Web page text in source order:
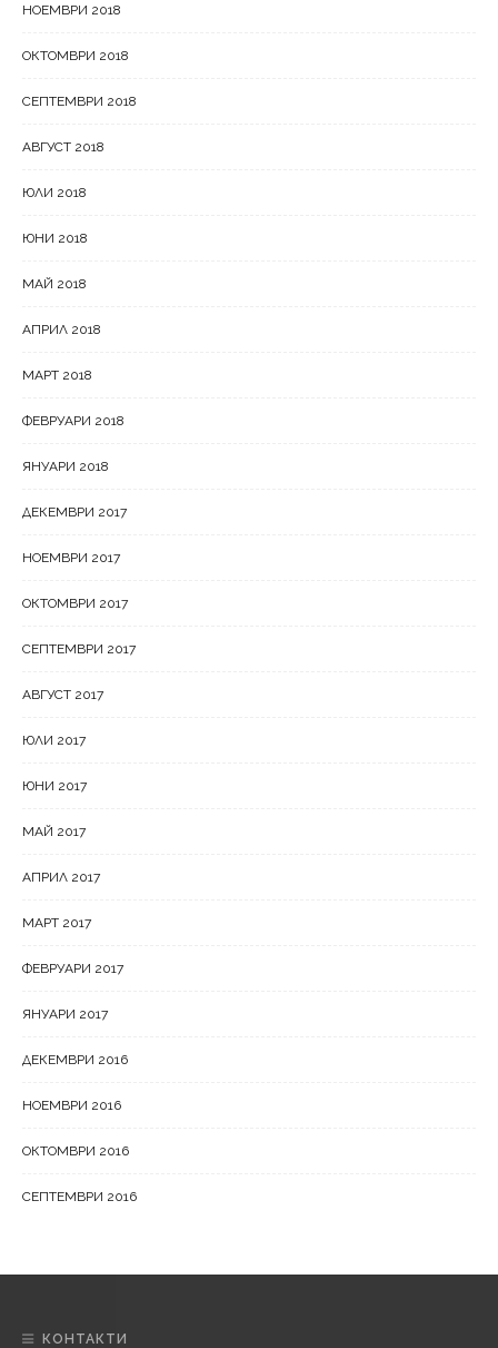
НОЕМВРИ 2018
ОКТОМВРИ 2018
СЕПТЕМВРИ 2018
АВГУСТ 2018
ЮЛИ 2018
ЮНИ 2018
МАЙ 2018
АПРИЛ 2018
МАРТ 2018
ФЕВРУАРИ 2018
ЯНУАРИ 2018
ДЕКЕМВРИ 2017
НОЕМВРИ 2017
ОКТОМВРИ 2017
СЕПТЕМВРИ 2017
АВГУСТ 2017
ЮЛИ 2017
ЮНИ 2017
МАЙ 2017
АПРИЛ 2017
МАРТ 2017
ФЕВРУАРИ 2017
ЯНУАРИ 2017
ДЕКЕМВРИ 2016
НОЕМВРИ 2016
ОКТОМВРИ 2016
СЕПТЕМВРИ 2016
КОНТАКТИ